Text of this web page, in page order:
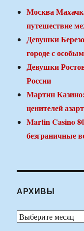
Москва
путешествие
Девушки
городе с
Девушки
России
Мартин
ценителей
Martin Casino
безграничные
АРХИВЫ
Архивы